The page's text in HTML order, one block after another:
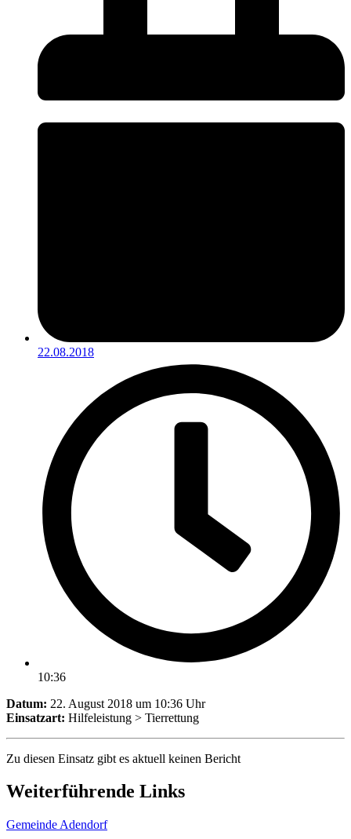
22.08.2018
10:36
Datum: 22. August 2018 um 10:36 Uhr
Einsatzart: Hilfeleistung > Tierrettung
Zu diesen Einsatz gibt es aktuell keinen Bericht
Weiterführende Links
Gemeinde Adendorf